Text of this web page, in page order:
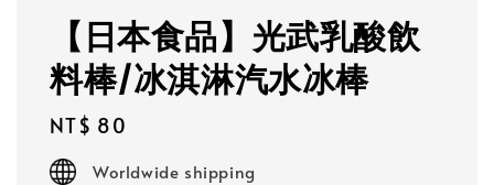
【日本食品】光武乳酸飲
料棒/冰淇淋汽水冰棒
Regular
price
NT$ 80
Worldwide shipping